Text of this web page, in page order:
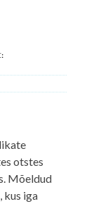
otstes
Mõeldud
kus iga